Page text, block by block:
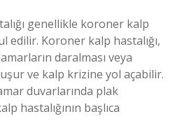
genellikle koroner kalp
edilir. Koroner kalp hastalığı,
daralması veya
ve kalp krizine yol açabilir.
duvarlarında plak
hastalığının başlıca